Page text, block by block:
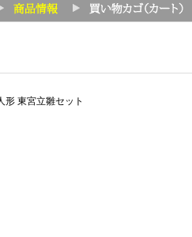
形 東宮立雛セット